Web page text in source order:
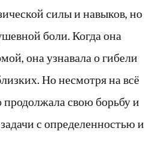
силы и навыков, но
боли. Когда она
она узнавала о гибели
Но несмотря на всё
продолжала свою борьбу и
с определенностью и